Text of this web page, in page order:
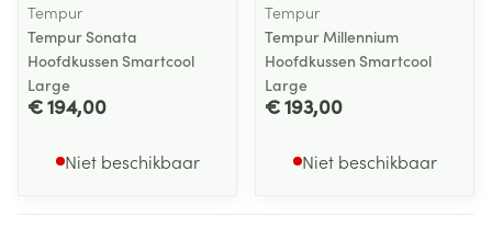
Tempur
Tempur Sonata
Hoofdkussen Smartcool
Large
€ 194,00
Niet beschikbaar
Tempur
Tempur Millennium
Hoofdkussen Smartcool
Large
€ 193,00
Niet beschikbaar